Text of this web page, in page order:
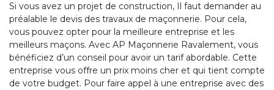
Si vous avez un projet de construction, Il faut demander au
préalable le devis des travaux de maçonnerie. Pour cela,
vous pouvez opter pour la meilleure entreprise et les
meilleurs maçons. Avec AP Maçonnerie Ravalement, vous
bénéficiez d’un conseil pour avoir un tarif abordable. Cette
entreprise vous offre un prix moins cher et qui tient compte
de votre budget. Pour faire appel à une entreprise avec des